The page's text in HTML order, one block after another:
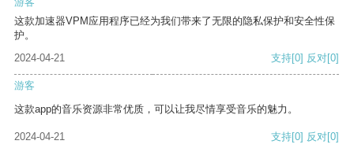
这款加速器VPM应用程序已经为我们带来了无限的隐私保护和安全性保
护。
2024-04-21
支持[0] 反对[0]
游客
这款app的音乐资源非常优质，可以让我尽情享受音乐的魅力。
2024-04-21 支持[0] 反对[0]